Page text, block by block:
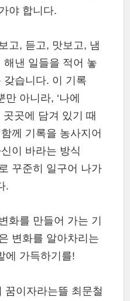
야 합니다.
고, 듣고, 맛보고, 냄
낸 일들을 적어 놓
갖습니다. 이 기록
만 아니라, ‘나에
곳곳에 담겨 있기 때
께 기록을 농사지어
이 바라는 방식
꾸준히 일구어 나가
.
화를 만들어 가는 기
변화를 알아차리는
에 가득하기를!
꿈이자라는뜰 최문철